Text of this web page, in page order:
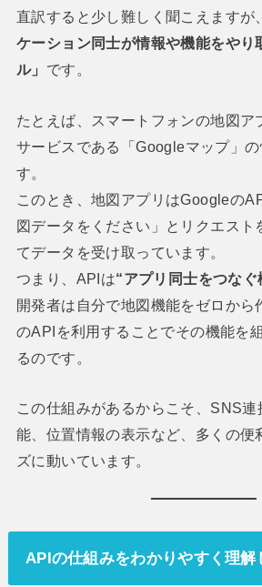
直訳すると少し難しく聞こえますが
ケーション同士が情報や機能をやり
ル」 です。
たとえば、スマートフォンの地図ア
サービスである「Googleマップ」
す。
このとき、地図アプリはGoogleの
図データをください」とリクエスト
てデータを受け取っています。
つまり、APIは“アプリ同士をつなぐ
開発者は自分で地図機能をゼロから
のAPIを利用することでその機能を
るのです。
この仕組みがあるからこそ、SNS
能、位置情報の表示など、多くの便
ズに動いています。
APIの仕組みをわかりやすく理解